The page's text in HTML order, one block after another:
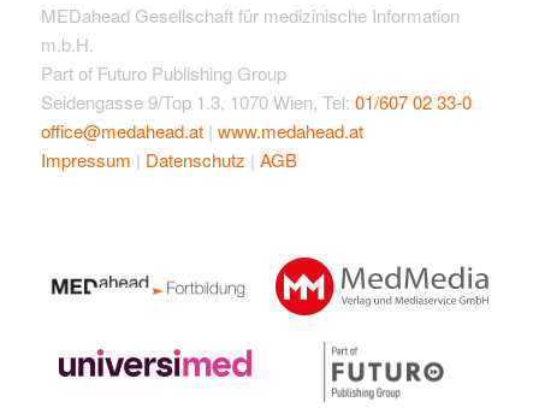
MEDahead Gesellschaft für medizinische Information
m.b.H.
Part of Futuro Publishing Group
Seidengasse 9/Top 1.3, 1070 Wien, Tel: 01/607 02 33-0
office@medahead.at| www.medahead.at
Impressum | Datenschutz | AGB